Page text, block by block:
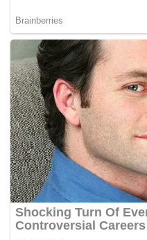
Dengan hukuman
tahun penjara, atau
minimal Rp1 miliar